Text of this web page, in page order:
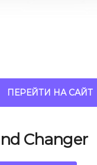
ПЕРЕЙТИ НА САЙТ
Changer